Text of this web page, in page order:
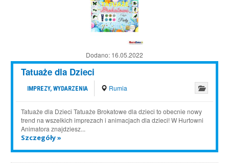
Dodano: 16.05.2022
Tatuaże dla Dzieci
IMPREZY, WYDARZENIA Rumia
Tatuaże dla Dzieci Tatuaże Brokatowe dla dzieci to obecnie nowy
trend na wszelkich imprezach i animacjach dla dzieci! W Hurtowni
Animatora znajdziesz...
Szczegóły »